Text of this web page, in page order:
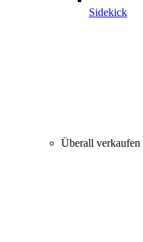
Sidekick
Überall verkaufen